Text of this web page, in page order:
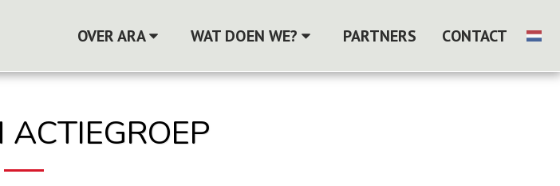
OVER ARA WAT DOEN WE? PARTNERS CONTACT